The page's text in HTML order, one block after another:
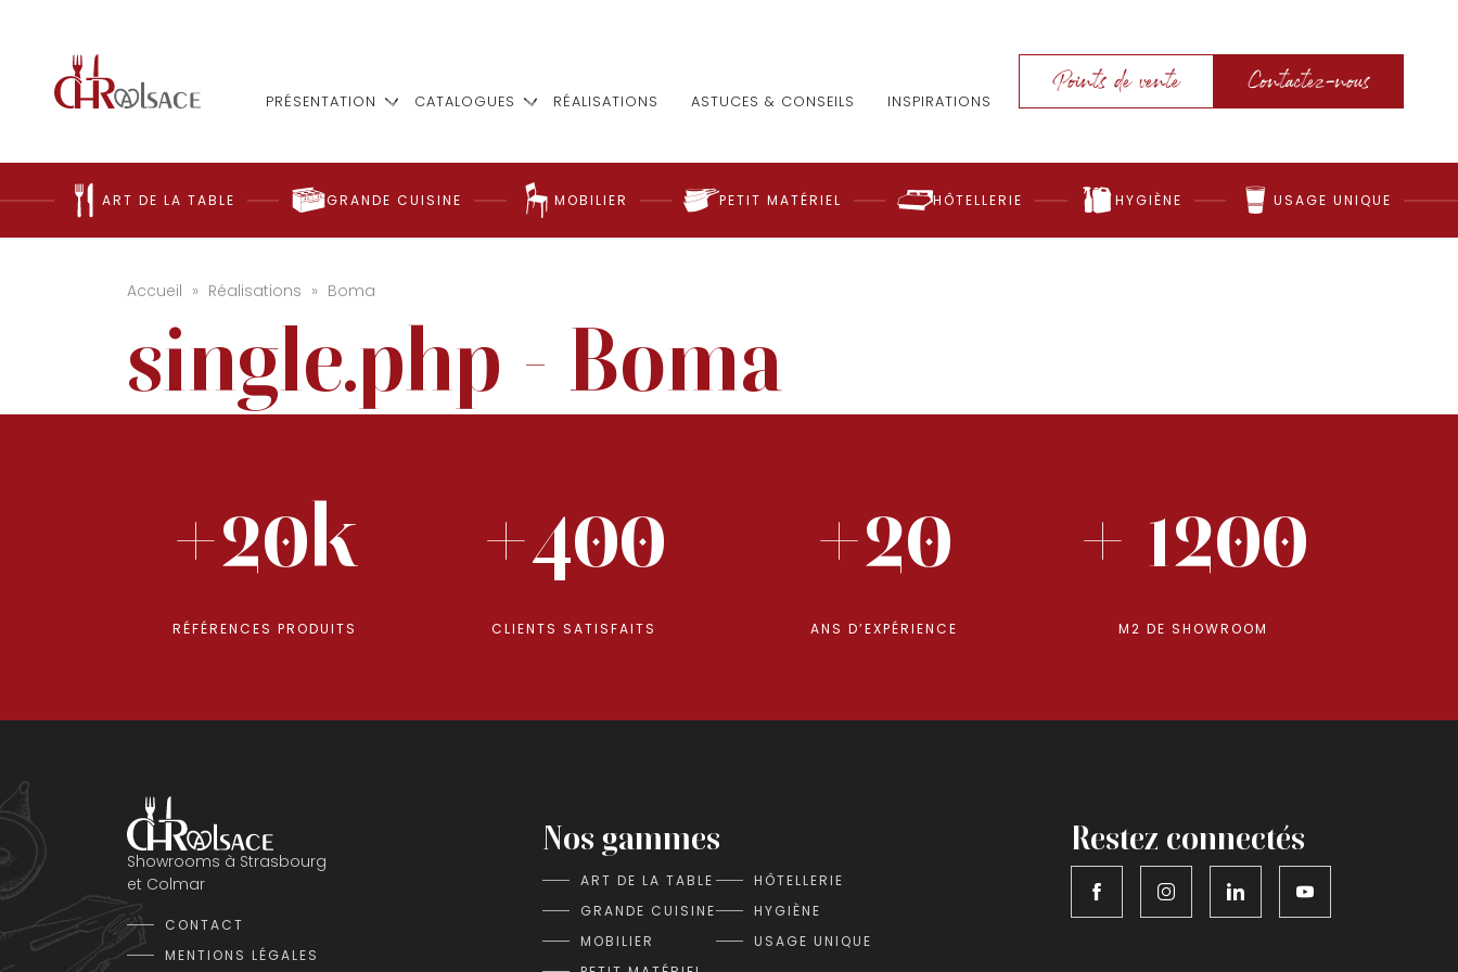
PRÉSENTATION CATALOGUES RÉALISATIONS ASTUCES & CONSEILS INSPIRATIONS
Points de vente Contactez-nous
ART DE LA TABLE GRANDE CUISINE MOBILIER PETIT MATÉRIEL HÔTELLERIE HYGIÈNE USAGE UNIQUE
Accueil » Réalisations » Boma
single.php - Boma
+20k
RÉFÉRENCES PRODUITS
+400
CLIENTS SATISFAITS
+20
ANS D’EXPÉRIENCE
+ 1200
M2 DE SHOWROOM
Showrooms à Strasbourg
et Colmar
CONTACT
MENTIONS LÉGALES
Nos gammes
ART DE LA TABLE
GRANDE CUISINE
MOBILIER
HÔTELLERIE
HYGIÈNE
USAGE UNIQUE
Restez connectés